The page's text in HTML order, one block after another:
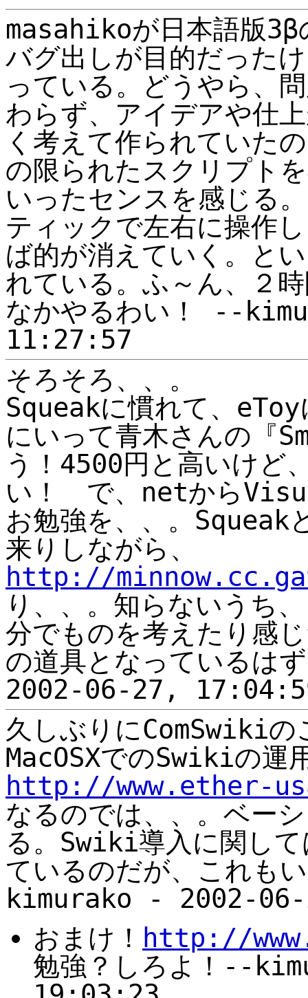
masahikoが日本語版3β
バグ出しが目的だった
っている。どうやら、
わらず、アイデアや仕
く考えて作られていた
の限られたスクリプト
いったセンスを感じる
ティックで左右に操作
ば的が消えていく。と
れている。ふ～ん、２
なかやるわい！ --
11:27:57
そろそろ、、。
Squeakに慣れて、
にいって青木さんの『
う！4500円と高いけど
い！ で、netから
お勉強を、、。
来りしながら、
http://
り、、。知らないうち
分でものを考えたり感
の道具となっている
2002-06-27,
久しぶりにComSwikiの
MacOSXでのSwikiの運
http://www.ether-
なるのでは、、。ベー
る。Swiki導入に関し
ているのだが、これも
kimurako - 2002-
おまけ！ http://
勉強？しろよ！--